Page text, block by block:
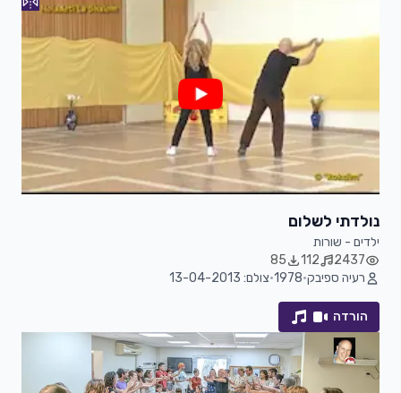
נולדתי לשלום
ילדים - שורות
2437
112
85
רעיה ספיבק•
1978
•צולם: 13-04-2013
הורדה